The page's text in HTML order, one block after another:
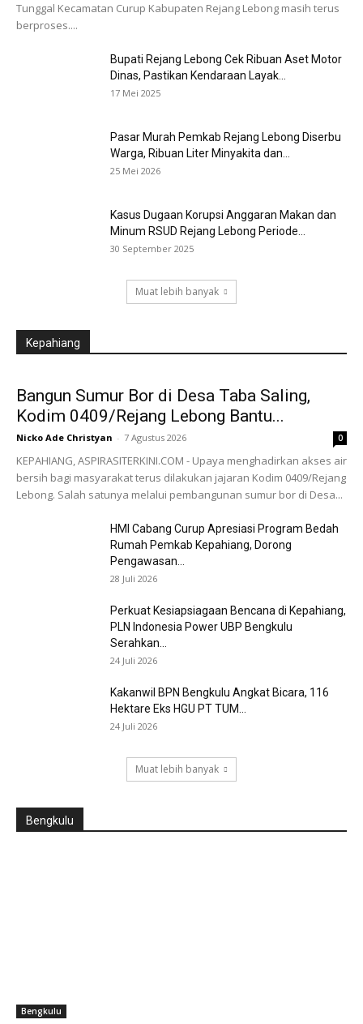
Tunggal Kecamatan Curup Kabupaten Rejang Lebong masih terus
berproses....
Bupati Rejang Lebong Cek Ribuan Aset Motor
Dinas, Pastikan Kendaraan Layak...
17 Mei 2025
Pasar Murah Pemkab Rejang Lebong Diserbu
Warga, Ribuan Liter Minyakita dan...
25 Mei 2026
Kasus Dugaan Korupsi Anggaran Makan dan
Minum RSUD Rejang Lebong Periode...
30 September 2025
Muat lebih banyak
Kepahiang
Bangun Sumur Bor di Desa Taba Saling,
Kodim 0409/Rejang Lebong Bantu...
Nicko Ade Christyan - 7 Agustus 2026 0
KEPAHIANG, ASPIRASITERKINI.COM - Upaya menghadirkan akses air
bersih bagi masyarakat terus dilakukan jajaran Kodim 0409/Rejang
Lebong. Salah satunya melalui pembangunan sumur bor di Desa...
HMI Cabang Curup Apresiasi Program Bedah
Rumah Pemkab Kepahiang, Dorong
Pengawasan...
28 Juli 2026
Perkuat Kesiapsiagaan Bencana di Kepahiang,
PLN Indonesia Power UBP Bengkulu
Serahkan...
24 Juli 2026
Kakanwil BPN Bengkulu Angkat Bicara, 116
Hektare Eks HGU PT TUM...
24 Juli 2026
Muat lebih banyak
Bengkulu
Bengkulu